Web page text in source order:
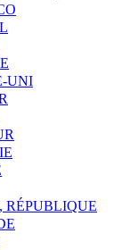
UNI
RÉPUBLIQUE